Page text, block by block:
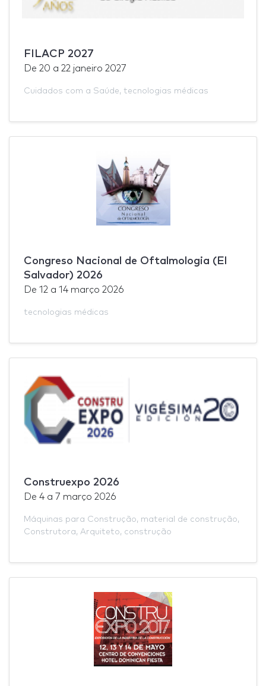
FILACP 2027
De 20 a 22 janeiro 2027
Cuidados com a Saúde, tecnologias médicas
Congreso Nacional de Oftalmologia (El
Salvador) 2026
De 12 a 14 março 2026
tecnologias médicas
Construexpo 2026
De 4 a 7 março 2026
Máquinas para Construção, material de construção,
Construtora, Arquiteto, construção